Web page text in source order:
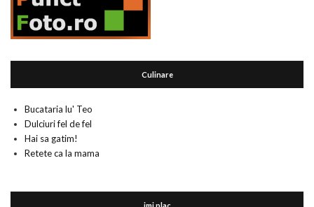
Culinare
Bucataria lu' Teo
Dulciuri fel de fel
Hai sa gatim!
Retete ca la mama